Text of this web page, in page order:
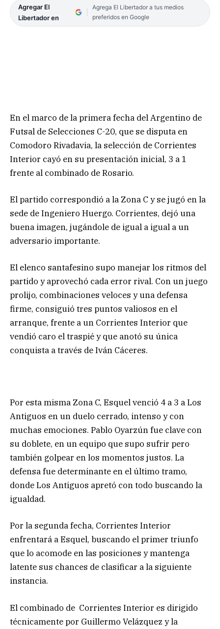
Agregar El
Libertador en
Agrega El Libertador a tus medios
preferidos en Google
En el marco de la primera fecha del Argentino de
Futsal de Selecciones C-20, que se disputa en
Comodoro Rivadavia, la selección de Corrientes
Interior cayó en su presentación inicial, 3 a 1
frente al combinado de Rosario.
El partido correspondió a la Zona C y se jugó en la
sede de Ingeniero Huergo. Corrientes, dejó una
buena imagen, jugándole de igual a igual a un
adversario importante.
El elenco santafesino supo manejar los ritmos del
partido y aprovechó cada error rival. Con un juego
prolijo, combinaciones veloces y una defensa
firme, consiguió tres puntos valiosos en el
arranque, frente a un Corrientes Interior que
vendió caro el traspié y que anotó su única
conquista a través de Iván Cáceres.
Por esta misma Zona C, Esquel venció 4 a 3 a Los
Antiguos en un duelo cerrado, intenso y con
muchas emociones. Pablo Oyarzún fue clave con
su doblete, en un equipo que supo sufrir pero
también golpear en los momentos justos. La
defensa fue determinante en el último tramo,
donde Los Antiguos apretó con todo buscando la
igualdad.
Por la segunda fecha, Corrientes Interior
enfrentará a Esquel, buscando el primer triunfo
que lo acomode en las posiciones y mantenga
latente sus chances de clasificar a la siguiente
instancia.
El combinado de Corrientes Interior es dirigido
técnicamente por Guillermo Velázquez y la